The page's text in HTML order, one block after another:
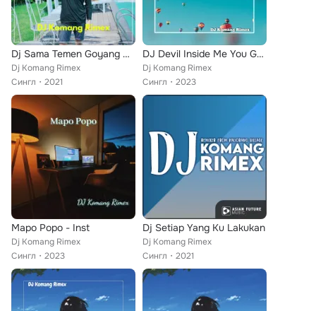
Dj Sama Temen Goyang Dumang
Dj Komang Rimex
Сингл
2021
DJ Devil Inside Me You Got Me Losing
Dj Komang Rimex
Сингл
2023
Mapo Popo - Inst
Dj Komang Rimex
Сингл
2023
Dj Setiap Yang Ku Lakukan
Dj Komang Rimex
Сингл
2021